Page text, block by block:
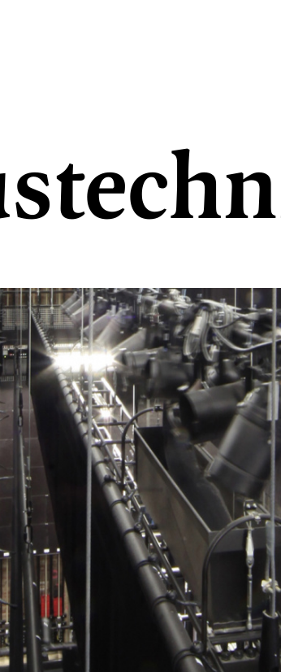
AKTIV
Bewegung